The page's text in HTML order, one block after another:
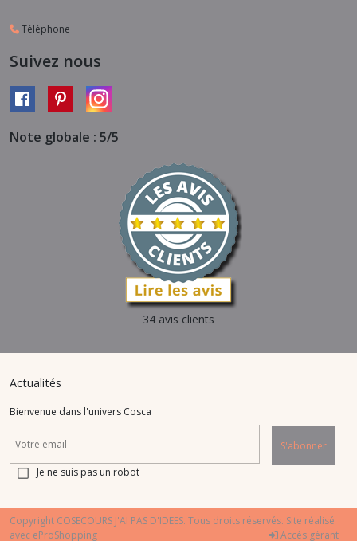
Téléphone
Suivez nous
Note globale : 5/5
34 avis clients
Actualités
Bienvenue dans l'univers Cosca
S'abonner
Je ne suis pas un robot
Copyright COSECOURS J'AI PAS D'IDEES. Tous droits réservés. Site réalisé
avec eProShopping Accès gérant